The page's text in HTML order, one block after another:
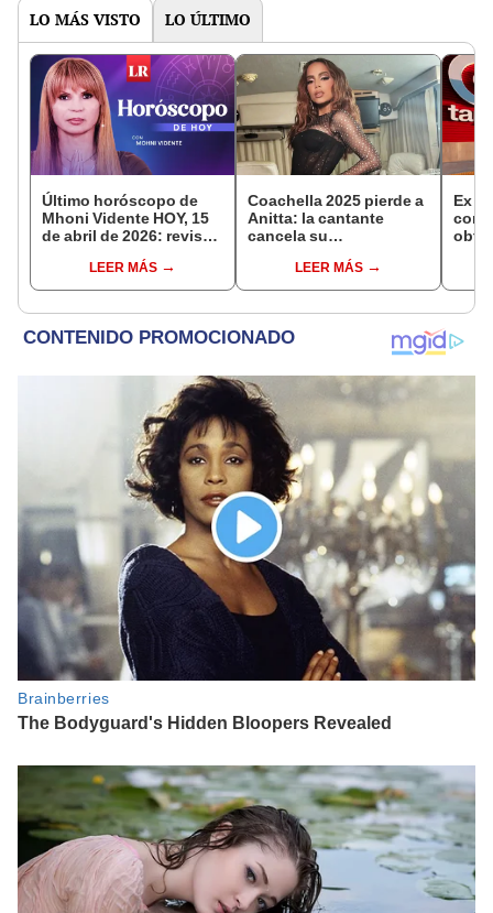
LO MÁS VISTO LO ÚLTIMO
Último horóscopo de
Mhoni Vidente HOY, 15
de abril de 2026: revisa
signo y entérate si te
espera un día
LEER MÁS
Coachella 2025 pierde a
Anitta: la cantante
cancela su
eventoLEER MÁS
Ex